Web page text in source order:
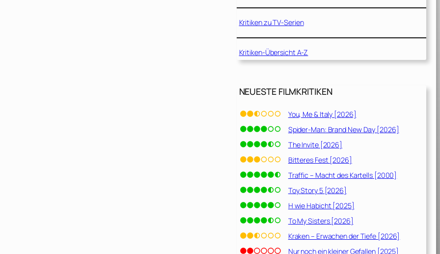
Kritiken zu TV-Serien
Kritiken-Übersicht A-Z
NEUESTE FILMKRITIKEN
You, Me & Italy [2026]
Spider-Man: Brand New Day [2026]
The Invite [2026]
Bitteres Fest [2026]
Traffic – Macht des Kartells [2000]
Toy Story 5 [2026]
H wie Habicht [2025]
To My Sisters [2026]
Kraken – Erwachen der Tiefe [2026]
Nur noch ein kleiner Gefallen [2025]